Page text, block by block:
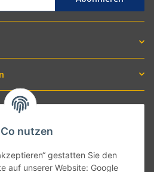
nutzen
gestatten Sie den
auf unserer Website: Google